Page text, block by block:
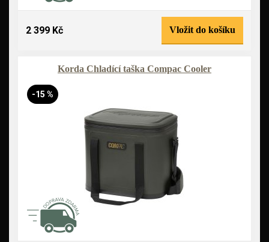
2 399 Kč Vložit do košíku
Korda Chladící taška Compac Cooler
-15 %